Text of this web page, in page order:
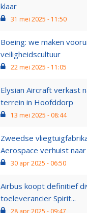
klaar
31 mei 2025 - 11:50
Boeing: we maken
veiligheidscultuur
22 mei 2025 - 11:05
Elysian Aircraft verkast
terrein in Hoofddorp
13 mei 2025 - 08:44
Zweedse
Aerospace verhuist naar
30 apr 2025 - 06:50
Airbus koopt definitief
toeleverancier Spirit...